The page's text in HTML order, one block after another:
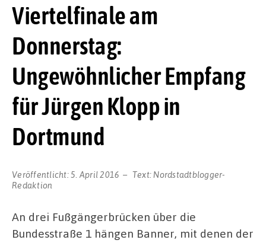
Viertelfinale am
Donnerstag:
Ungewöhnlicher Empfang
für Jürgen Klopp in
Dortmund
Veröffentlicht:5. April 2016 Text: Nordstadtblogger-
Redaktion
An drei Fußgängerbrücken über die
Bundesstraße 1 hängen Banner, mit denen der